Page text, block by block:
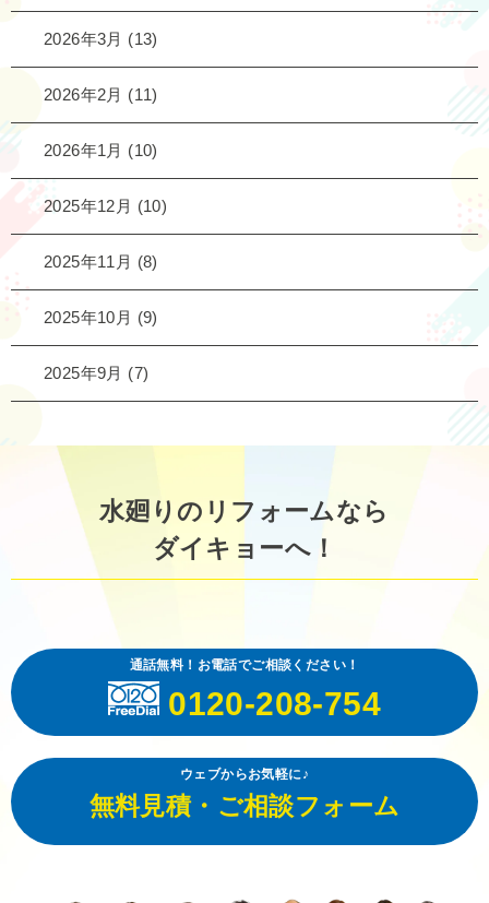
2026年3月 (13)
2026年2月 (11)
2026年1月 (10)
2025年12月 (10)
2025年11月 (8)
2025年10月 (9)
2025年9月 (7)
水廻りのリフォームなら
ダイキョーへ！
通話無料！お電話でご相談ください！
0120-208-754
ウェブからお気軽に♪
無料見積・ご相談フォーム